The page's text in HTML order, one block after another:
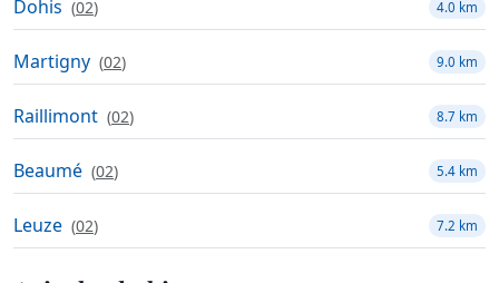
Dohis (02) 4.0 km
Martigny (02) 9.0 km
Raillimont (02) 8.7 km
Beaumé (02) 5.4 km
Leuze (02) 7.2 km